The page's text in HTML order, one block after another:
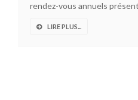
rendez-vous annuels
LIRE PLUS...